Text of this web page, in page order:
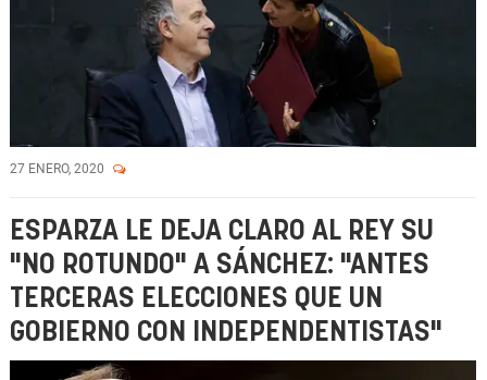
27 ENERO, 2020
ESPARZA LE DEJA CLARO AL REY SU
"NO ROTUNDO" A SÁNCHEZ: "ANTES
TERCERAS ELECCIONES QUE UN
GOBIERNO CON INDEPENDENTISTAS"